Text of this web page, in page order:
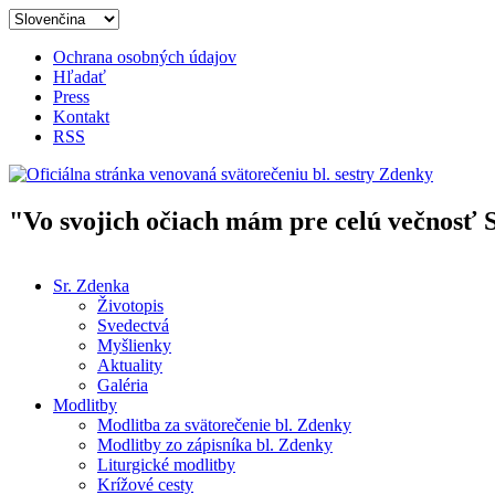
Skočiť na hlavný obsah
Ochrana osobných údajov
Hľadať
Press
Kontakt
RSS
"Vo svojich očiach mám pre celú večnosť
Hlavné menu
Sr. Zdenka
Životopis
Svedectvá
Myšlienky
Aktuality
Galéria
Modlitby
Modlitba za svätorečenie bl. Zdenky
Modlitby zo zápisníka bl. Zdenky
Liturgické modlitby
Krížové cesty